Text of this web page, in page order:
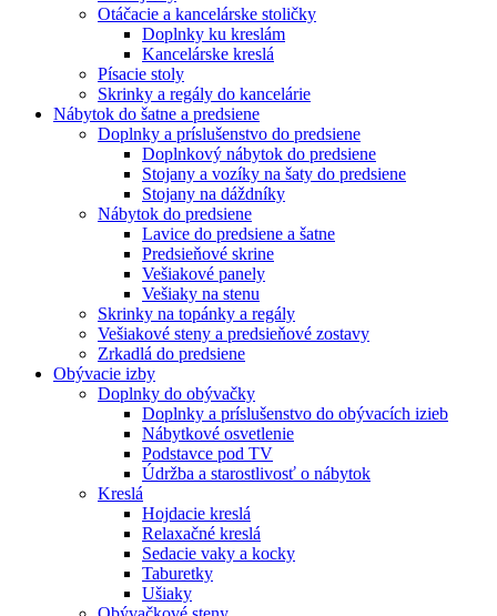
Otáčacie a kancelárske stoličky
Doplnky ku kreslám
Kancelárske kreslá
Písacie stoly
Skrinky a regály do kancelárie
Nábytok do šatne a predsiene
Doplnky a príslušenstvo do predsiene
Doplnkový nábytok do predsiene
Stojany a vozíky na šaty do predsiene
Stojany na dáždníky
Nábytok do predsiene
Lavice do predsiene a šatne
Predsieňové skrine
Vešiakové panely
Vešiaky na stenu
Skrinky na topánky a regály
Vešiakové steny a predsieňové zostavy
Zrkadlá do predsiene
Obývacie izby
Doplnky do obývačky
Doplnky a príslušenstvo do obývacích izieb
Nábytkové osvetlenie
Podstavce pod TV
Údržba a starostlivosť o nábytok
Kreslá
Hojdacie kreslá
Relaxačné kreslá
Sedacie vaky a kocky
Taburetky
Ušiaky